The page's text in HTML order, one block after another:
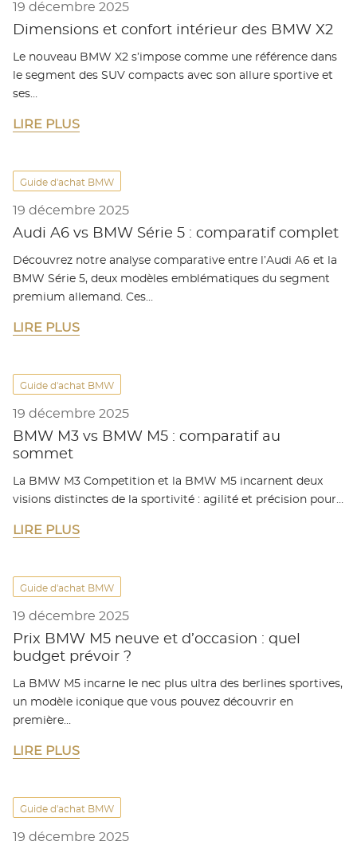
19 décembre 2025
Dimensions et confort intérieur des BMW X2
Le nouveau BMW X2 s’impose comme une référence dans
le segment des SUV compacts avec son allure sportive et
ses…
LIRE PLUS
Guide d'achat BMW
19 décembre 2025
Audi A6 vs BMW Série 5 : comparatif complet
Découvrez notre analyse comparative entre l’Audi A6 et la
BMW Série 5, deux modèles emblématiques du segment
premium allemand. Ces…
LIRE PLUS
Guide d'achat BMW
19 décembre 2025
BMW M3 vs BMW M5 : comparatif au
sommet
La BMW M3 Competition et la BMW M5 incarnent deux
visions distinctes de la sportivité : agilité et précision pour…
LIRE PLUS
Guide d'achat BMW
19 décembre 2025
Prix BMW M5 neuve et d’occasion : quel
budget prévoir ?
La BMW M5 incarne le nec plus ultra des berlines sportives,
un modèle iconique que vous pouvez découvrir en
première…
LIRE PLUS
Guide d'achat BMW
19 décembre 2025